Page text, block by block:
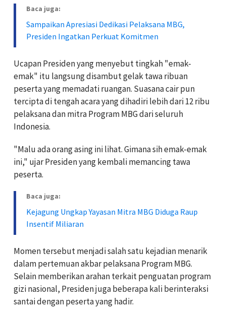
Baca juga:
Sampaikan Apresiasi Dedikasi Pelaksana MBG,
Presiden Ingatkan Perkuat Komitmen
Ucapan Presiden yang menyebut tingkah "emak-
emak" itu langsung disambut gelak tawa ribuan
peserta yang memadati ruangan. Suasana cair pun
tercipta di tengah acara yang dihadiri lebih dari 12 ribu
pelaksana dan mitra Program MBG dari seluruh
Indonesia.
"Malu ada orang asing ini lihat. Gimana sih emak-emak
ini," ujar Presiden yang kembali memancing tawa
peserta.
Baca juga:
Kejagung Ungkap Yayasan Mitra MBG Diduga Raup
Insentif Miliaran
Momen tersebut menjadi salah satu kejadian menarik
dalam pertemuan akbar pelaksana Program MBG.
Selain memberikan arahan terkait penguatan program
gizi nasional, Presiden juga beberapa kali berinteraksi
santai dengan peserta yang hadir.